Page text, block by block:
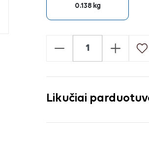
0.138 kg
- +
Likučiai